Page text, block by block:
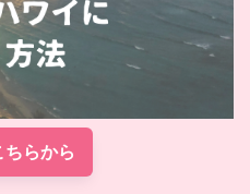
ちらから